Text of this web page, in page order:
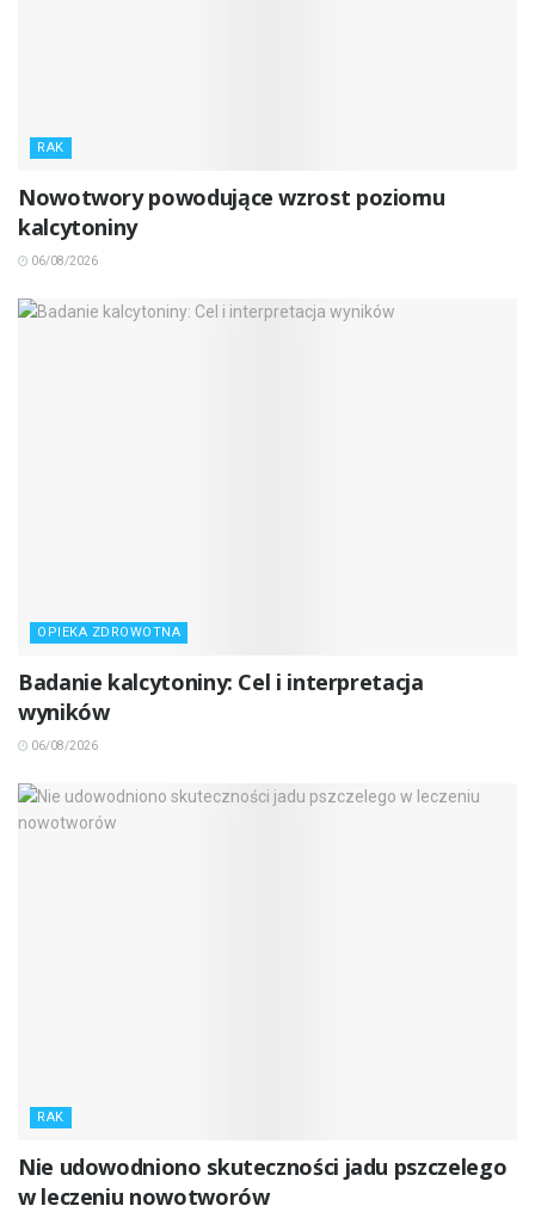
RAK
Nowotwory powodujące wzrost poziomu
kalcytoniny
06/08/2026
OPIEKA ZDROWOTNA
Badanie kalcytoniny: Cel i interpretacja
wyników
06/08/2026
RAK
Nie udowodniono skuteczności jadu pszczelego
w leczeniu nowotworów